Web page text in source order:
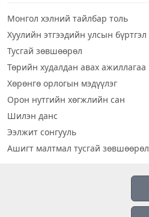
Монгол хэлний тайлбар толь
Хуулийн этгээдийн улсын бүртгэл
Тусгай зөвшөөрөл
Төрийн худалдан авах ажиллагаа
Хөрөнгө орлогын мэдүүлэг
Орон нутгийн хөгжлийн сан
Шилэн данс
Ээлжит сонгууль
Ашигт малтмал тусгай зөвшөөрөл